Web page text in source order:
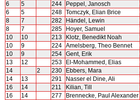
6
5 244 Peppel, Janosch
6
5 248 Tomczyk, Elian Brice
8
7 282 Händel, Lewin
8
7 285 Hoyer, Samuel
10
10 213 Klotz, Benedikt Noah
10
9 224 Amelsberg, Theo Bennet
10
9 254 Gent, Erik
13
12 253 El-Mohammed, Elias
14
2 230 Ebbers, Mara
14
13 291 Nasser el Dine, Ali
16
14 211 Kilian, Till
16
14 277 Brennecke, Paul Alexander